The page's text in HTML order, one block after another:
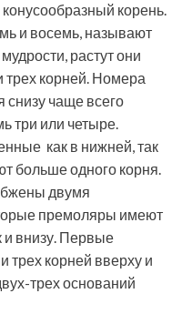
корень.
и восемь, называют
растут они
трех корней. Номера
снизу чаще всего
три или четыре.
как в нижней, так
больше одного корня.
двумя
премоляры имеют
и внизу. Первые
корней вверху и
трех оснований